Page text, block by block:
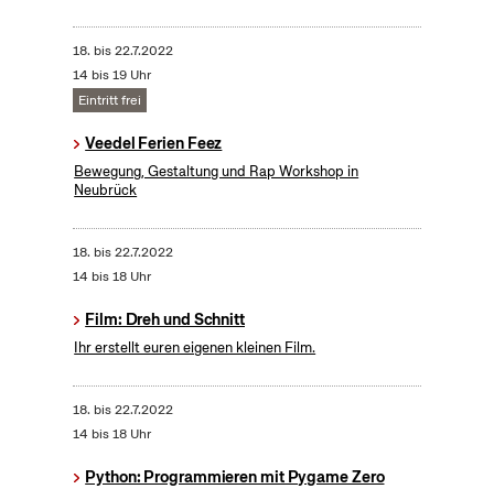
18. bis22.7.2022
14 bis 19 Uhr
Eintritt frei
Veedel Ferien Feez
Bewegung, Gestaltung und Rap Workshop in
Neubrück
18. bis22.7.2022
14 bis 18 Uhr
Film: Dreh und Schnitt
Ihr erstellt euren eigenen kleinen Film.
18. bis22.7.2022
14 bis 18 Uhr
Python: Programmieren mit Pygame Zero